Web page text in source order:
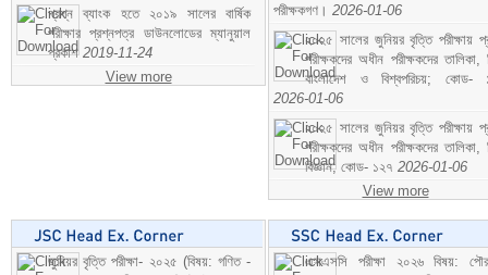
প্রশ্ন ব্যাংক হতে ২০১৯ সালের বার্ষিক
পরীক্ষার প্রশ্নপত্র ডাউনলোডের ম্যানুয়াল
প্রকাশ 2019-11-24
View more
পরীক্ষকগণ। 2026-01-06
২০২৫ সালের জুনিয়র বৃত্তি পরীক্ষায়
পরীক্ষকদের অধীন পরীক্ষকদের তালিকা,
বাংলাদেশ ও বিশ্বপরিচয়; কোড-
2026-01-06
২০২৫ সালের জুনিয়র বৃত্তি পরীক্ষায়
পরীক্ষকদের অধীন পরীক্ষকদের তালিকা,
বিজ্ঞান; কোড- ১২৭ 2026-01-06
View more
জুনিয়র বৃত্তি পরীক্ষা- ২০২৫ (বিষয়: গণিত -
এসএসসি পরীক্ষা ২০২৬ বিষয়: